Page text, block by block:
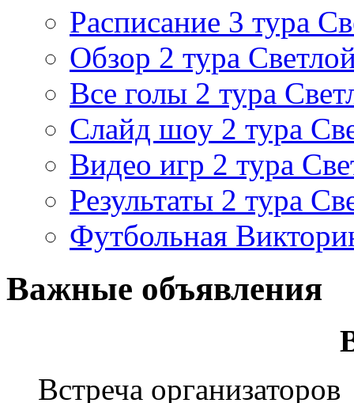
Расписание 3 тура
Обзор 2 тура
Все голы 2 тура
Слайд шоу 2 тура
Видео игр 2 тура
Результаты 2 тура
Футбольная
Важные объявления
Встреча организаторов